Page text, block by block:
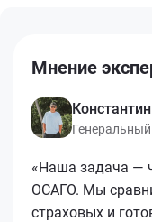
Мнение
«Наша задача —
ОСАГО. Мы
страховых и